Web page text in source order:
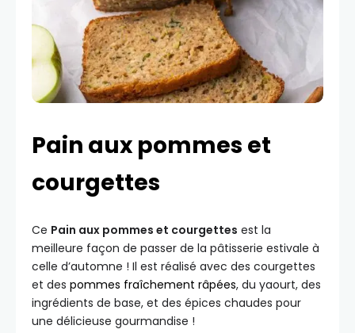
Pain aux pommes et
courgettes
Ce Pain aux pommes et courgettes est la
meilleure façon de passer de la pâtisserie estivale à
celle d’automne ! Il est réalisé avec des courgettes
et des pommes fraîchement râpées, du yaourt, des
ingrédients de base, et des épices chaudes pour
une délicieuse gourmandise !